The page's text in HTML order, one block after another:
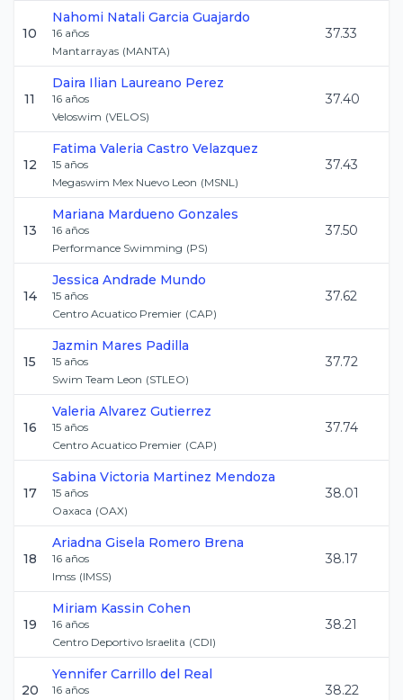
10
Nahomi Natali Garcia Guajardo
16 años
Mantarrayas (MANTA)
37.33
11
Daira Ilian Laureano Perez
16 años
Veloswim (VELOS)
37.40
12
Fatima Valeria Castro Velazquez
15 años
Megaswim Mex Nuevo Leon (MSNL)
37.43
13
Mariana Mardueno Gonzales
16 años
Performance Swimming (PS)
37.50
14
Jessica Andrade Mundo
15 años
Centro Acuatico Premier (CAP)
37.62
15
Jazmin Mares Padilla
15 años
Swim Team Leon (STLEO)
37.72
16
Valeria Alvarez Gutierrez
15 años
Centro Acuatico Premier (CAP)
37.74
17
Sabina Victoria Martinez Mendoza
15 años
Oaxaca (OAX)
38.01
18
Ariadna Gisela Romero Brena
16 años
Imss (IMSS)
38.17
19
Miriam Kassin Cohen
16 años
Centro Deportivo Israelita (CDI)
38.21
20
Yennifer Carrillo del Real
16 años
38.22